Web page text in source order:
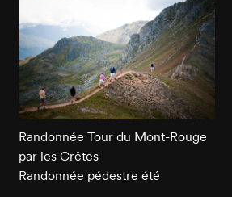
Randonnée Tour du Mont-Rouge
par les Crêtes
Randonnée pédestre été